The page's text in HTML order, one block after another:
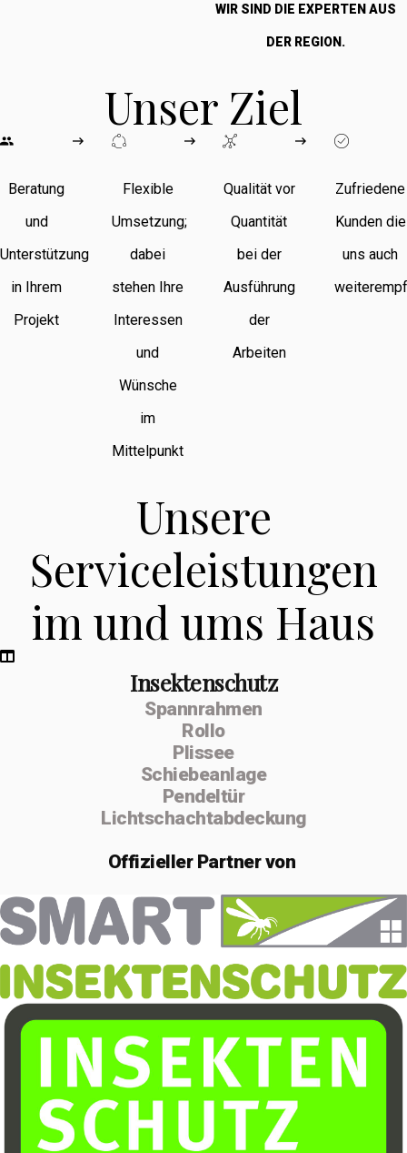
WIR SIND DIE EXPERTEN AUS
DER REGION.
Unser Ziel
Beratung
und
Unterstützung
in Ihrem
Projekt
Flexible
Umsetzung;
dabei
stehen Ihre
Interessen
und
Wünsche
im
Mittelpunkt
Qualität vor
Quantität
bei der
Ausführung
der
Arbeiten
Zufriedene
Kunden die
uns auch
Unsere
Serviceleistungen
im und ums Haus
Insektenschutz
Spannrahmen
Rollo
Plissee
Schiebeanlage
Pendeltür
Lichtschachtabdeckung
OffiziellerPartner von